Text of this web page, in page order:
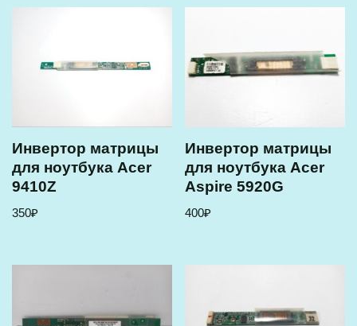
Инвертор матрицы
для ноутбука Acer
9410Z
350₽
Инвертор матрицы
для ноутбука Acer
Aspire 5920G
400₽